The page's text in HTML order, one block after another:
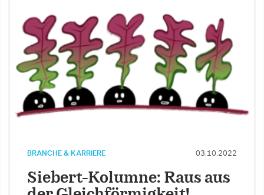
BRANCHE & KARRIERE 03.10.2022
Siebert-Kolumne: Raus aus